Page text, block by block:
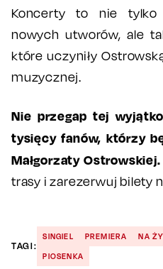
Koncerty to nie tylko
nowych utworów, ale
które uczyniły
muzycznej.
Nie przegap tej
tysięcy fanów, którzy
Małgorzaty Ostrowskiej.
trasy i zarezerwuj bilety
TAGI:
SINGIEL PREMIERA NA
PIOSENKA